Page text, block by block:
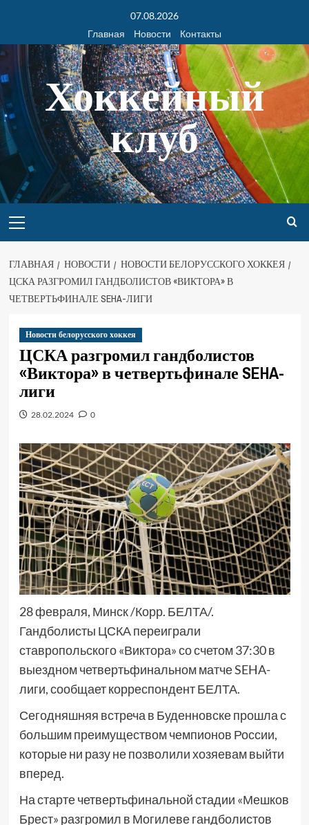
07.08.2026
Главная
Новости Контакты
Хоккейный
клуб
ГЛАВНАЯ НОВОСТИ
НОВОСТИ БЕЛОРУССКОГО ХОККЕЯ
ЦСКА РАЗГРОМИЛ ГАНДБОЛИСТОВ «ВИКТОРА» В
ЧЕТВЕРТЬФИНАЛЕ SEHA-ЛИГИ
Новости белорусского хоккея
ЦСКА разгромил гандболистов
«Виктора» в четвертьфинале SEHA-
лиги
28.02.2024 0
28 февраля, Минск /Корр. БЕЛТА/.
Гандболисты ЦСКА переиграли
ставропольского «Виктора» со счетом 37:30 в
выездном четвертьфинальном матче SEHA-
лиги, сообщает корреспондент БЕЛТА.
Сегодняшняя встреча в Буденновске прошла с
большим преимуществом чемпионов России,
которые ни разу не позволили хозяевам выйти
вперед.
На старте четвертьфинальной стадии «Мешков
Брест» разгромил в Могилеве гандболистов